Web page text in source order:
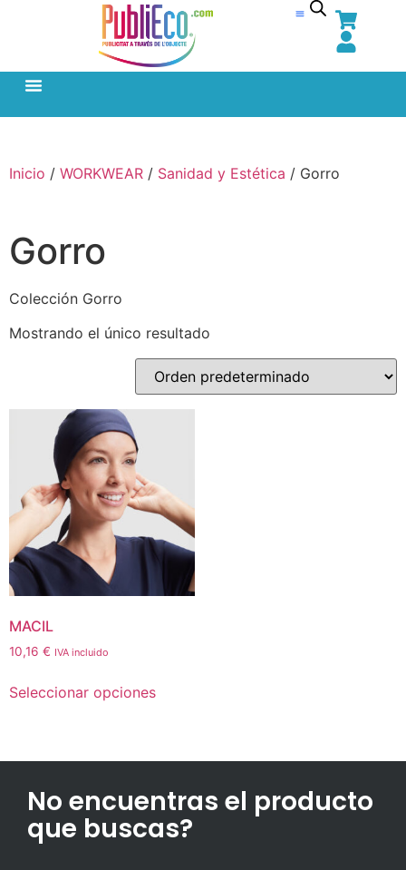
Inicio / WORKWEAR / Sanidad y Estética / Gorro
Gorro
Colección Gorro
Mostrando el único resultado
MACIL
10,16 € IVA incluido
Seleccionar opciones
No encuentras el producto
que buscas?